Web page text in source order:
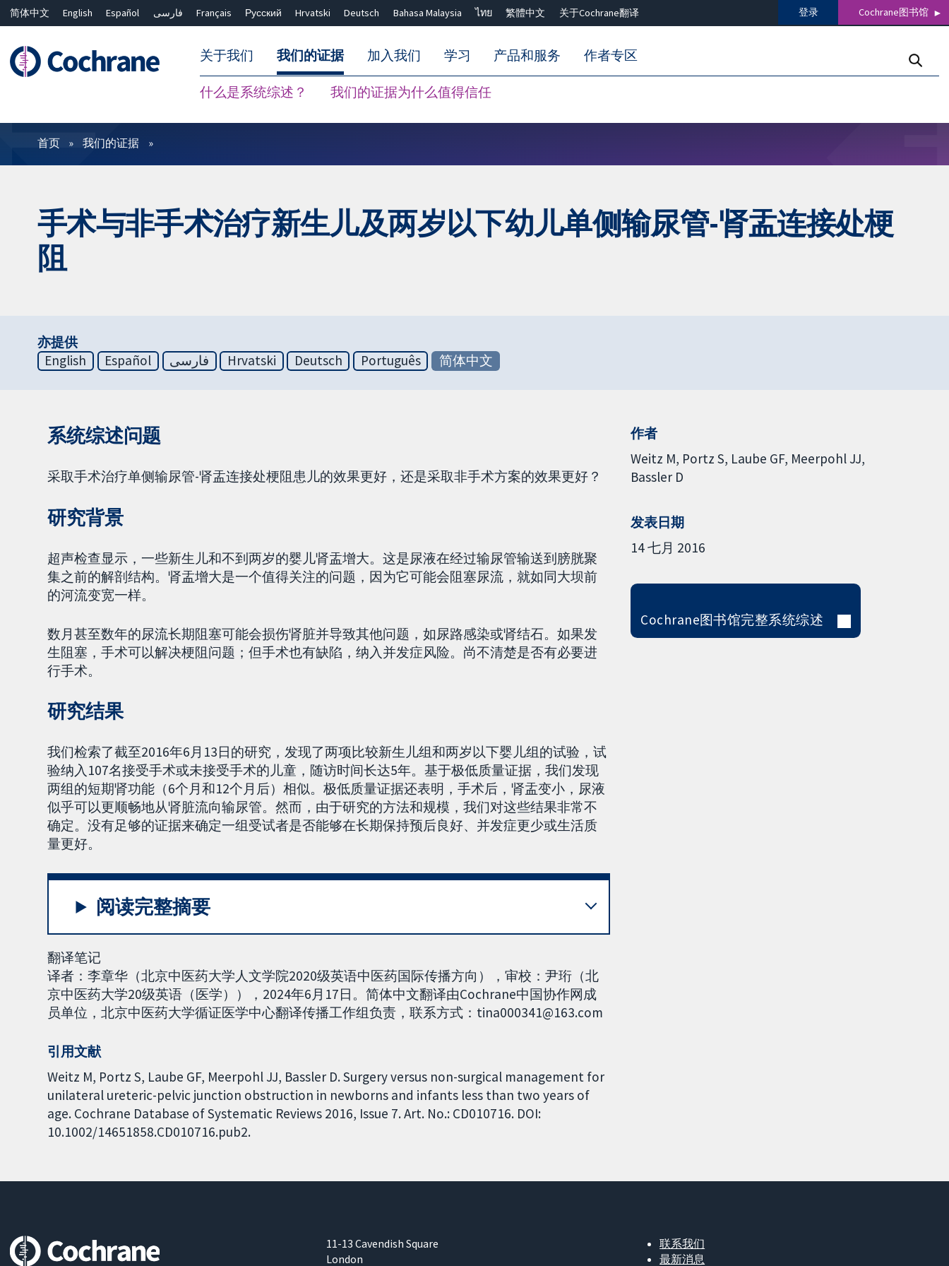
简体中文 English Español فارسی Français Русский Hrvatski Deutsch Bahasa Malaysia ไทย 繁體中文 关于Cochrane翻译 登录 Cochrane图书馆
关于我们 我们的证据
什么是系统综述？ 我们的证据为什么值得信任
加入我们 学习 产品和服务 作者专区
过滤
首页 我们的证据
手术与非手术治疗新生儿及两岁以下幼儿单侧输尿管-肾盂连接处梗
阻
亦提供
English
Español فارسی Hrvatski Deutsch Português 简体中文
系统综述问题
采取手术治疗单侧输尿管-肾盂连接处梗阻患儿的效果更好，还是采取非手术方案的效果更好？
研究背景
超声检查显示，一些新生儿和不到两岁的婴儿肾盂增大。这是尿液在经过输尿管输送到膀胱聚
集之前的解剖结构。肾盂增大是一个值得关注的问题，因为它可能会阻塞尿流，就如同大坝前
的河流变宽一样。
数月甚至数年的尿流长期阻塞可能会损伤肾脏并导致其他问题，如尿路感染或肾结石。如果发
生阻塞，手术可以解决梗阻问题；但手术也有缺陷，纳入并发症风险。尚不清楚是否有必要进
行手术。
研究结果
我们检索了截至2016年6月13日的研究，发现了两项比较新生儿组和两岁以下婴儿组的试验，试
验纳入107名接受手术或未接受手术的儿童，随访时间长达5年。基于极低质量证据，我们发现
两组的短期肾功能（6个月和12个月后）相似。极低质量证据还表明，手术后，肾盂变小，尿液
似乎可以更顺畅地从肾脏流向输尿管。然而，由于研究的方法和规模，我们对这些结果非常不
确定。没有足够的证据来确定一组受试者是否能够在长期保持预后良好、并发症更少或生活质
量更好。
阅读完整摘要
翻译笔记
译者：李章华（北京中医药大学人文学院2020级英语中医药国际传播方向），审校：尹珩（北
京中医药大学20级英语（医学）），2024年6月17日。简体中文翻译由Cochrane中国协作网成
员单位，北京中医药大学循证医学中心翻译传播工作组负责，联系方式：tina000341@163.com
引用文献
Weitz M, Portz S, Laube GF, Meerpohl JJ, Bassler D. Surgery versus non-surgical management for
unilateral ureteric-pelvic junction obstruction in newborns and infants less than two years of
age. Cochrane Database of Systematic Reviews 2016, Issue 7. Art. No.: CD010716. DOI:
10.1002/14651858.CD010716.pub2.
作者
Weitz M Portz S Laube GF Meerpohl JJ
Bassler D
发表日期
14 七月 2016
Cochrane图书馆完整系统综述
11-13 Cavendish Square
London
联系我们
最新消息